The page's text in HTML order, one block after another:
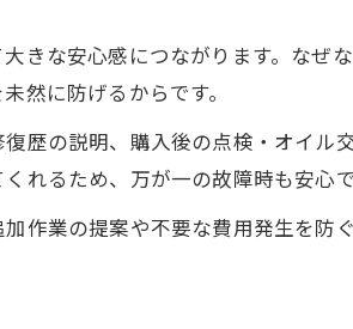
は車屋のアドバイスが有効
に任せて手続きが簡単に
の連携で費用負担を軽減
理の緊急対応に強い理由
きな安心感につながります。なぜ
然に防げるからです。
歴の説明、購入後の点検・オイル
れるため、万が一の故障時も安心で
作業の提案や不要な費用発生を防